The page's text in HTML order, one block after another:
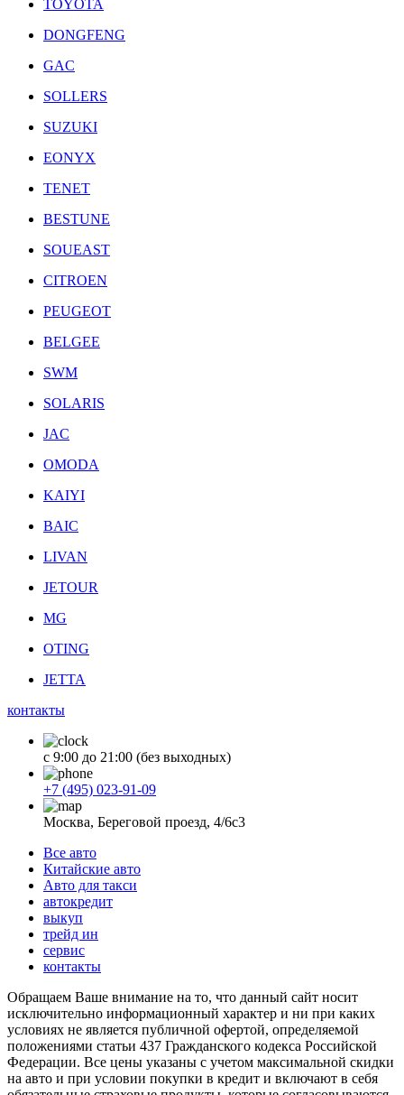
TOYOTA
DONGFENG
GAC
SOLLERS
SUZUKI
EONYX
TENET
BESTUNE
SOUEAST
CITROEN
PEUGEOT
BELGEE
SWM
SOLARIS
JAC
OMODA
KAIYI
BAIC
LIVAN
JETOUR
MG
OTING
JETTA
контакты
с 9:00 до 21:00 (без выходных)
+7 (495) 023-91-09
Москва, Береговой проезд, 4/6с3
Все авто
Китайские авто
Авто для такси
автокредит
выкуп
трейд ин
сервис
контакты
Обращаем Ваше внимание на то, что данный сайт носит
исключительно информационный характер и ни при каких
условиях не является публичной офертой, определяемой
положениями статьи 437 Гражданского кодекса Российской
Федерации. Все цены указаны с учетом максимальной скидки
на авто и при условии покупки в кредит и включают в себя